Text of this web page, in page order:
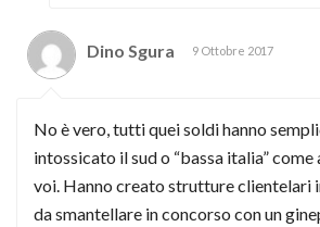
Dino Sgura 9 Ottobre 2017
No è vero, tutti quei soldi hanno
intossicato il sud o “bassa italia”
voi. Hanno creato strutture clientelari
da smantellare in concorso con un